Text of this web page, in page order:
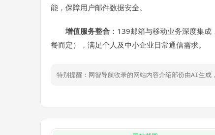
能，保障用户邮件数据安全。
增值服务整合 ：139邮箱与移动业务深度集
餐而定），满足个人及中小企业日常通信需求。
特别提醒：网智导航收录的网站内容介绍部份由AI生成